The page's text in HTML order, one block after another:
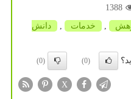
1388
خدمات
دانش
(0)
(0)
X